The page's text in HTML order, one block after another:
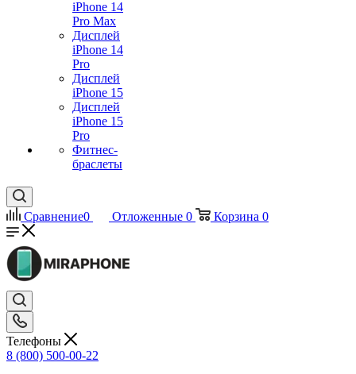
iPhone 14
Pro Max
Дисплей
iPhone 14
Pro
Дисплей
iPhone 15
Дисплей
iPhone 15
Pro
Фитнес-
браслеты
Сравнение0 Отложенные 0 Корзина 0
Телефоны
8 (800) 500-00-22